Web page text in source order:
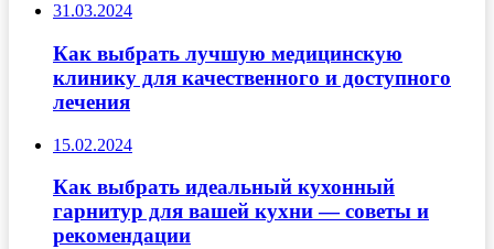
31.03.2024
Как выбрать лучшую медицинскую
клинику для качественного и доступного
лечения
15.02.2024
Как выбрать идеальный кухонный
гарнитур для вашей кухни — советы и
рекомендации